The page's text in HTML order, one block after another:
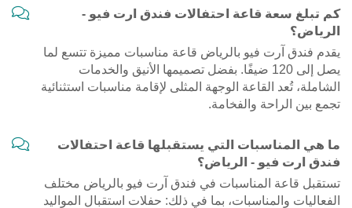
كم تبلغ سعة قاعة احتفالات فندق ارت فيو -
الرياض؟
يقدم فندق آرت فيو بالرياض قاعة مناسبات مميزة تتسع لما
يصل إلى 120 ضيفًا. بفضل تصميمها الأنيق والخدمات
الشاملة، تُعد القاعة الوجهة المثلى لإقامة مناسبات استثنائية
تجمع بين الراحة والفخامة.
ما هي المناسبات التي يستقبلها قاعة احتفالات
فندق ارت فيو - الرياض؟
تستقبل قاعة المناسبات في فندق آرت فيو بالرياض مختلف
الفعاليات والمناسبات، بما في ذلك: حفلات استقبال المواليد